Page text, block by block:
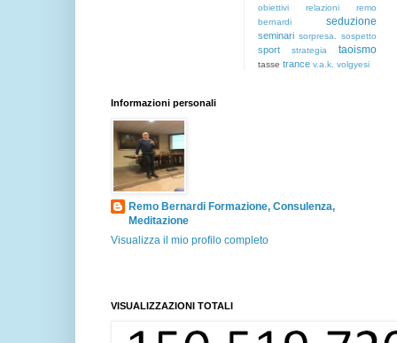
obiettivi relazioni
remo
bernardi
seduzione
seminari sorpresa. sospetto
sport strategia taoismo
tasse trance v.a.k. volgyesi
Informazioni personali
Remo Bernardi Formazione, Consulenza,
Meditazione
Visualizza il mio profilo completo
VISUALIZZAZIONI TOTALI